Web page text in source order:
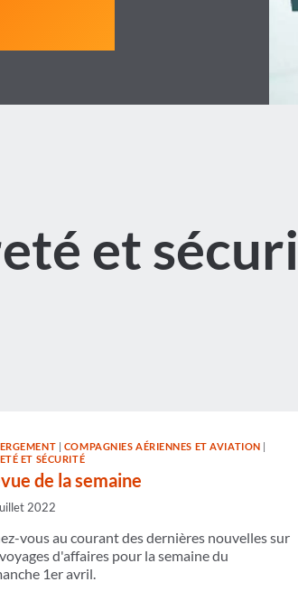
et
| COMPAGNIES AÉRIENNES ET AVIATION |
ET SÉCURITÉ
de la semaine
2022
vous au courant des dernières nouvelles sur
d'affaires pour la semaine du
1er avril.